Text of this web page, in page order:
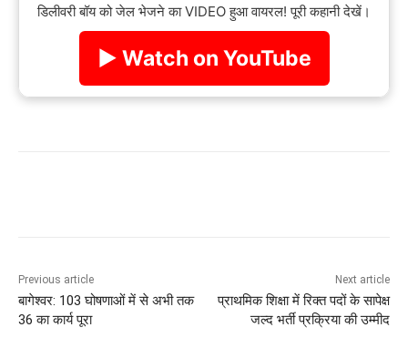
डिलीवरी बॉय को जेल भेजने का VIDEO हुआ वायरल! पूरी कहानी देखें।
▶ Watch on YouTube
Previous article
बागेश्वर: 103 घोषणाओं में से अभी तक
36 का कार्य पूरा
Next article
प्राथमिक शिक्षा में रिक्त पदों के सापेक्ष
जल्द भर्ती प्रक्रिया की उम्मीद